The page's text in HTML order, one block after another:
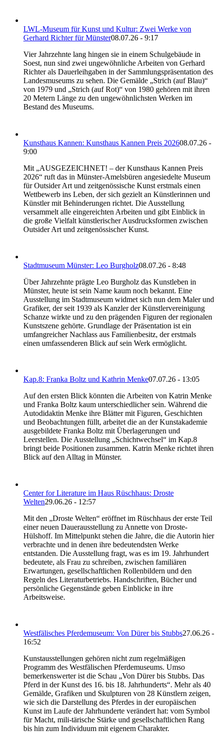
LWL-Museum für Kunst und Kultur: Zwei Werke von
Gerhard Richter für Münster08.07.26 - 9:17
Vier Jahrzehnte lang hingen sie in einem Schulgebäude in
Soest, nun sind zwei ungewöhnliche Arbeiten von Gerhard
Richter als Dauerleihgaben in der Sammlungspräsentation des
Landesmuseums zu sehen. Die Gemälde „Strich (auf Blau)“
von 1979 und „Strich (auf Rot)“ von 1980 gehören mit ihren
20 Metern Länge zu den ungewöhnlichsten Werken im
Bestand des Museums.
Kunsthaus Kannen: Kunsthaus Kannen Preis 202608.07.26 -
9:00
Mit „AUSGEZEICHNET! – der Kunsthaus Kannen Preis
2026“ ruft das in Münster-Amelsbüren angesiedelte Museum
für Outsider Art und zeitgenössische Kunst erstmals einen
Wettbewerb ins Leben, der sich gezielt an Künstlerinnen und
Künstler mit Behinderungen richtet. Die Ausstellung
versammelt alle eingereichten Arbeiten und gibt Einblick in
die große Vielfalt künstlerischer Ausdrucksformen zwischen
Outsider Art und zeitgenössischer Kunst.
Stadtmuseum Münster: Leo Burgholz08.07.26 - 8:48
Über Jahrzehnte prägte Leo Burgholz das Kunstleben in
Münster, heute ist sein Name kaum noch bekannt. Eine
Ausstellung im Stadtmuseum widmet sich nun dem Maler und
Grafiker, der seit 1939 als Kanzler der Künstlervereinigung
Schanze wirkte und zu den prägenden Figuren der regionalen
Kunstszene gehörte. Grundlage der Präsentation ist ein
umfangreicher Nachlass aus Familienbesitz, der erstmals
einen umfassenderen Blick auf sein Werk ermöglicht.
Kap.8: Franka Boltz und Kathrin Menke07.07.26 - 13:05
Auf den ersten Blick könnten die Arbeiten von Katrin Menke
und Franka Boltz kaum unterschiedlicher sein. Während die
Autodidaktin Menke ihre Blätter mit Figuren, Geschichten
und Beobachtungen füllt, arbeitet die an der Kunstakademie
ausgebildete Franka Boltz mit Überlagerungen und
Leerstellen. Die Ausstellung „Schichtwechsel“ im Kap.8
bringt beide Positionen zusammen. Katrin Menke richtet ihren
Blick auf den Alltag in Münster.
Center for Literature im Haus Rüschhaus: Droste
Welten29.06.26 - 12:57
Mit den „Droste Welten“ eröffnet im Rüschhaus der erste Teil
einer neuen Dauerausstellung zu Annette von Droste-
Hülshoff. Im Mittelpunkt stehen die Jahre, die die Autorin hier
verbrachte und in denen ihre bedeutendsten Werke
entstanden. Die Ausstellung fragt, was es im 19. Jahrhundert
bedeutete, als Frau zu schreiben, zwischen familiären
Erwartungen, gesellschaftlichen Rollenbildern und den
Regeln des Literaturbetriebs. Handschriften, Bücher und
persönliche Gegenstände geben Einblicke in ihre
Arbeitsweise.
Westfälisches Pferdemuseum: Von Dürer bis Stubbs27.06.26 -
16:52
Kunstausstellungen gehören nicht zum regelmäßigen
Programm des Westfälischen Pferdemuseums. Umso
bemerkenswerter ist die Schau „Von Dürer bis Stubbs. Das
Pferd in der Kunst des 16. bis 18. Jahrhunderts“. Mehr als 40
Gemälde, Grafiken und Skulpturen von 28 Künstlern zeigen,
wie sich die Darstellung des Pferdes in der europäischen
Kunst im Laufe der Jahrhunderte verändert hat: vom Symbol
für Macht, mili-tärische Stärke und gesellschaftlichen Rang
bis hin zum Individuum mit eigenem Charakter.